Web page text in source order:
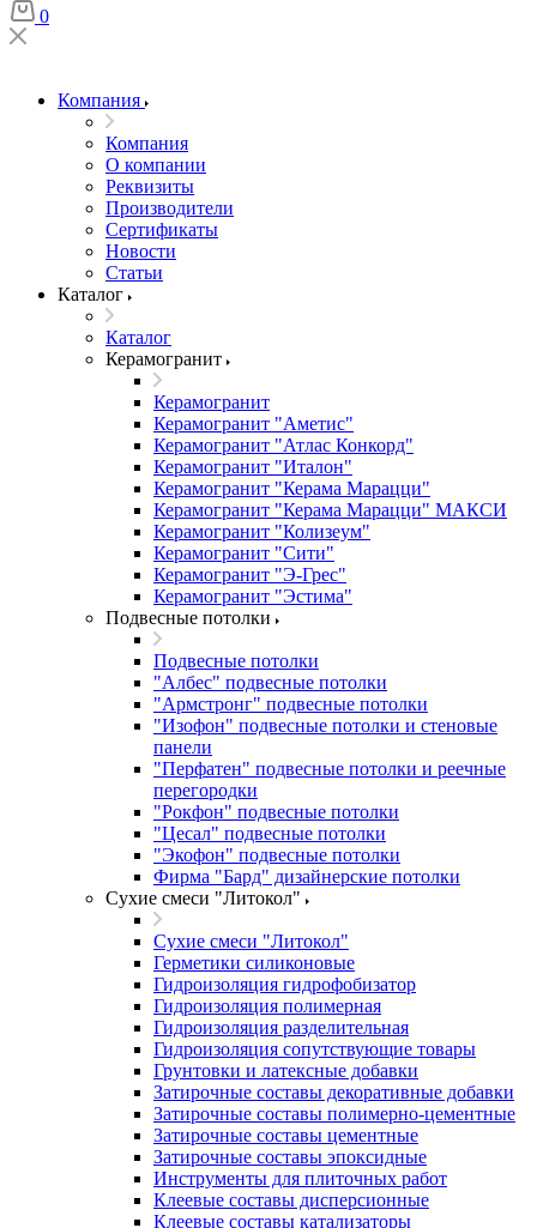
0
Компания
Компания
О компании
Реквизиты
Производители
Сертификаты
Новости
Статьи
Каталог
Каталог
Керамогранит
Керамогранит
Керамогранит "Аметис"
Керамогранит "Атлас Конкорд"
Керамогранит "Италон"
Керамогранит "Керама Марацци"
Керамогранит "Керама Марацци" МАКСИ
Керамогранит "Колизеум"
Керамогранит "Сити"
Керамогранит "Э-Грес"
Керамогранит "Эстима"
Подвесные потолки
Подвесные потолки
"Албес" подвесные потолки
"Армстронг" подвесные потолки
"Изофон" подвесные потолки и стеновые
панели
"Перфатен" подвесные потолки и реечные
перегородки
"Рокфон" подвесные потолки
"Цесал" подвесные потолки
"Экофон" подвесные потолки
Фирма "Бард" дизайнерские потолки
Сухие смеси "Литокол"
Сухие смеси "Литокол"
Герметики силиконовые
Гидроизоляция гидрофобизатор
Гидроизоляция полимерная
Гидроизоляция разделительная
Гидроизоляция сопутствующие товары
Грунтовки и латексные добавки
Затирочные составы декоративные добавки
Затирочные составы полимерно-цементные
Затирочные составы цементные
Затирочные составы эпоксидные
Инструменты для плиточных работ
Клеевые составы дисперсионные
Клеевые составы катализаторы